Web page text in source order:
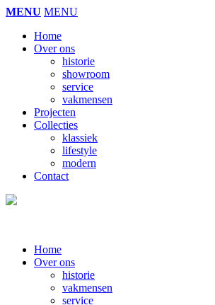
MENU MENU
Home
Over ons
historie
showroom
service
vakmensen
Projecten
Collecties
klassiek
lifestyle
modern
Contact
Home
Over ons
historie
vakmensen
service